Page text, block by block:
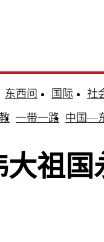
东西问 国际
社
一带一路 中国—
大祖